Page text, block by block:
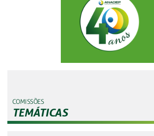
COMISSÕES
TEMÁTICAS